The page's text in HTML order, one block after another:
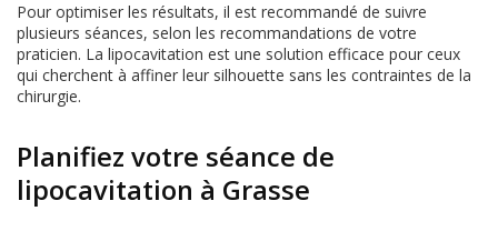
Pour optimiser les résultats, il est recommandé de suivre
plusieurs séances, selon les recommandations de votre
praticien. La lipocavitation est une solution efficace pour ceux
qui cherchent à affiner leur silhouette sans les contraintes de la
chirurgie.
Planifiez votre séance de
lipocavitation à Grasse